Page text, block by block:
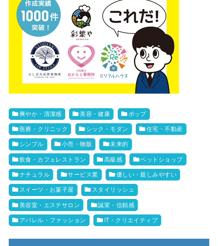
爽やか・清潔感 美容・健康 ポップ
医療・クリニック シック・モダン 住宅・不動産
シンプル 小売・物販 未来的
飲食・カフェレストラン 高級感 ペットショップ
ナチュラル サービス業 優しい・親しみやすい
スイーツ・お菓子屋 スタイリッシュ
美容室・エステサロン 誠実・信頼感
アパレル・ファッション IT・クリエイティブ